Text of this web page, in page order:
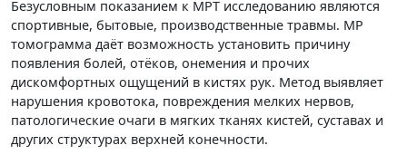
Безусловным показанием к МРТ исследованию являются
спортивные, бытовые, производственные травмы. МР
томограмма даёт возможность установить причину
появления болей, отёков, онемения и прочих
дискомфортных ощущений в кистях рук. Метод выявляет
нарушения кровотока, повреждения мелких нервов,
патологические очаги в мягких тканях кистей, суставах и
других структурах верхней конечности.